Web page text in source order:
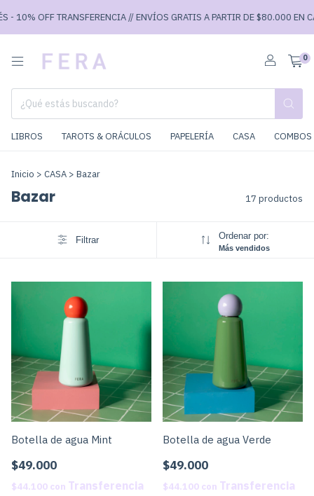
OFF TRANSFERENCIA // ENVÍOS GRATIS A PARTIR DE $80.000 EN
0
LIBROS TAROTS & ORÁCULOS PAPELERÍA CASA
Inicio > CASA > Bazar
Bazar 17 productos
Filtrar Ordenar por:
Más vendidos
Botella de agua Mint
$49.000
$44.100 con
Botella de agua Verde
$49.000
$44.100 con